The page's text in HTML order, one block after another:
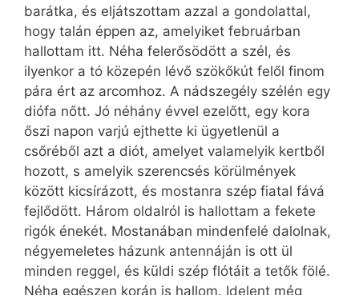
barátka, és eljátszottam azzal a gondolattal,
hogy talán éppen az, amelyiket februárban
hallottam itt. Néha felerősödött a szél, és
ilyenkor a tó közepén lévő szökőkút felől finom
pára ért az arcomhoz. A nádszegély szélén egy
diófa nőtt. Jó néhány évvel ezelőtt, egy kora
őszi napon varjú ejthette ki ügyetlenül a
csőréből azt a diót, amelyet valamelyik kertből
hozott, s amelyik szerencsés körülmények
között kicsírázott, és mostanra szép fiatal fává
fejlődött. Három oldalról is hallottam a fekete
rigók énekét. Mostanában mindenfelé dalolnak,
négyemeletes házunk antennáján is ott ül
minden reggel, és küldi szép flótáit a tetők fölé.
Néha egészen korán is hallom. Idelent még